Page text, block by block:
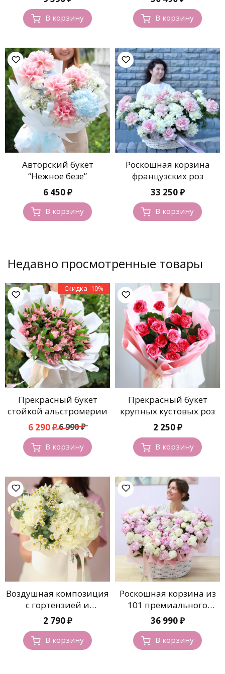
В корзину В корзину
Авторский букет
“Нежное безе”
6 450₽
В корзину
Роскошная корзина
французских роз
33 250₽
В корзину
Недавно просмотренные товары
Скидка -10%
Прекрасный букет
стойкой альстромерии
6 990₽
Первоначальная
цена
составляла
6
6 290₽
Текущая
цена:
6
290 ₽.
В корзину
Прекрасный букет
крупных кустовых роз
2 250₽
В корзину
Воздушная композиция
с гортензией и
ромашками
2 790₽
В корзину
Роскошная корзина из
101 премиального
пиона
36 990₽
В корзину